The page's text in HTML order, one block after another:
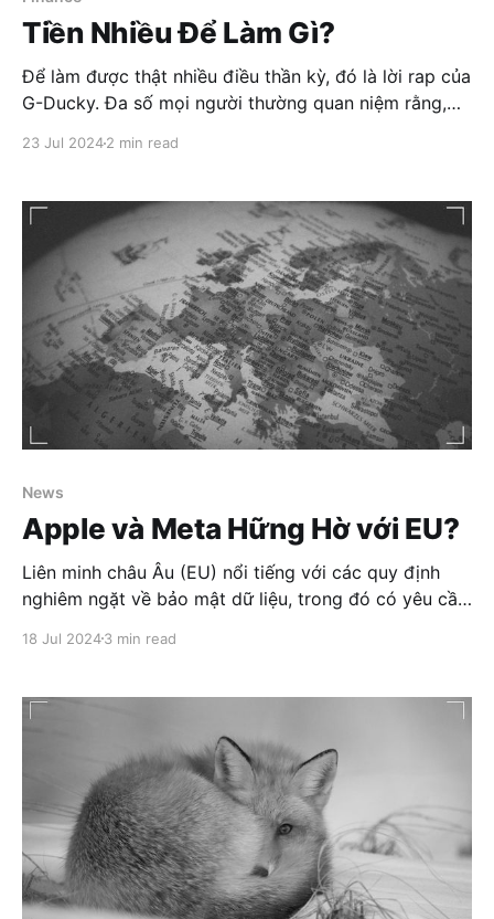
Tiền Nhiều Để Làm Gì?
Để làm được thật nhiều điều thần kỳ, đó là lời rap của
G-Ducky. Đa số mọi người thường quan niệm rằng,
23 Jul 20242 min read
News
Apple và Meta Hững Hờ với EU?
Liên minh châu Âu (EU) nổi tiếng với các quy định
nghiêm ngặt về bảo mật dữ liệu, trong đó có yêu cầu
trong lãnh thổ EU. Điều này tạo ra không ít thách
18 Jul 20243 min read